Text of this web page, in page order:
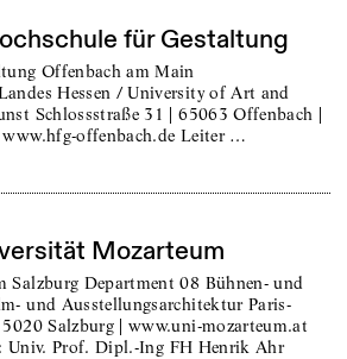
für Gestaltung
Offenbach am Main
Hessen / University of Art and
Schlossstraße 31 | 65063 Offenbach |
offenbach.de Leiter …
Mozarteum
Salzburg Department 08 Bühnen- und
und Ausstellungsarchitektur Paris-
Salzburg | www.uni-mozarteum.at
Univ. Prof. Dipl.-Ing FH Henrik Ahr